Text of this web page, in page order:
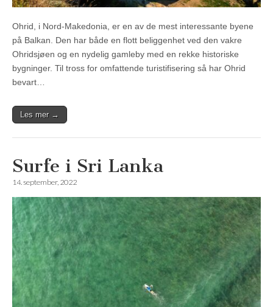
Ohrid, i Nord-Makedonia, er en av de mest interessante byene
på Balkan. Den har både en flott beliggenhet ved den vakre
Ohridsjøen og en nydelig gamleby med en rekke historiske
bygninger. Til tross for omfattende turistifisering så har Ohrid
bevart…
Les mer →
Surfe i Sri Lanka
14. september, 2022